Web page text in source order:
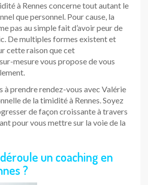
à Rennes concerne tout autant le
que personnel. Pour cause, la
pas au simple fait d’avoir peur de
De multiples formes existent et
cette raison que cet
mesure vous propose de vous
à prendre rendez-vous avec Valérie
de la timidité à Rennes. Soyez
de façon croissante à travers
pour vous mettre sur la voie de la
un coaching en
?